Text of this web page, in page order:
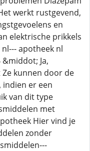
werkt rustgevend,
en
elektrische prikkels
apotheek nl
Ja,
kunnen door de
er een
van dit type
met
Hier vind je
zonder